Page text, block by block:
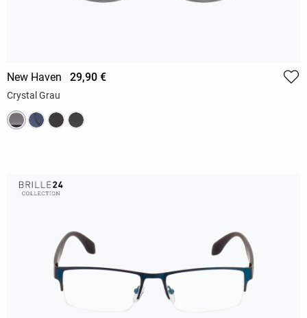
New Haven 29,90 €
Crystal Grau